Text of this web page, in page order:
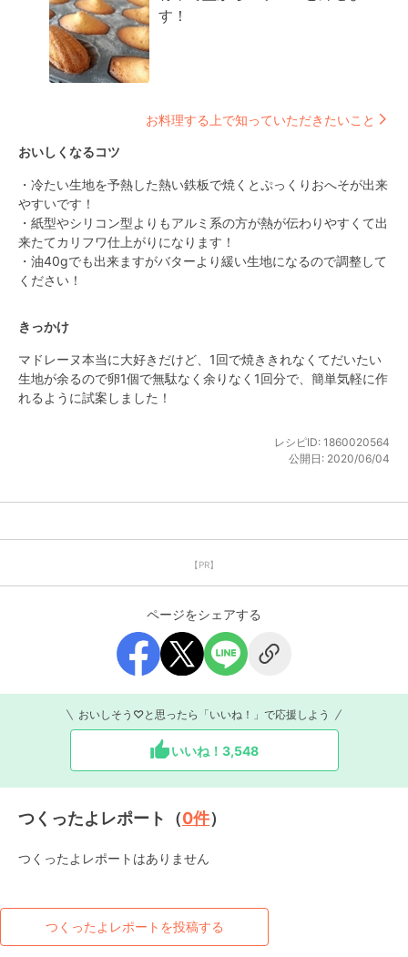
す！
お料理する上で知っていただきたいこと
おいしくなるコツ
・冷たい生地を予熱した熱い鉄板で焼くとぷっくりおへそが出来
やすいです！
・紙型やシリコン型よりもアルミ系の方が熱が伝わりやすくて出
来たてカリフワ仕上がりになります！
・油40gでも出来ますがバターより緩い生地になるので調整して
ください！
きっかけ
マドレーヌ本当に大好きだけど、1回で焼ききれなくてだいたい
生地が余るので卵1個で無駄なく余りなく1回分で、簡単気軽に作
れるように試案しました！
レシピID: 1860020564
公開日: 2020/06/04
【PR】
ページをシェアする
おいしそう♡と思ったら「いいね！」で応援しよう
いいね！ 3,548
つくったよレポート（0件）
つくったよレポートはありません
つくったよレポートを投稿する